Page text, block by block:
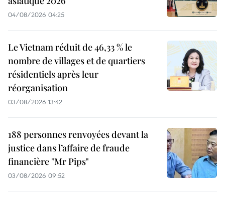
04/08/2026 04:25
Le Vietnam réduit de 46,33 % le
nombre de villages et de quartiers
résidentiels après leur
réorganisation
03/08/2026 13:42
188 personnes renvoyées devant la
justice dans l’affaire de fraude
financière "Mr Pips"
03/08/2026 09:52